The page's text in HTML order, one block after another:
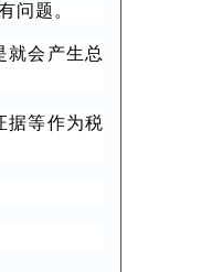
问题。
就会产生总
据等作为税